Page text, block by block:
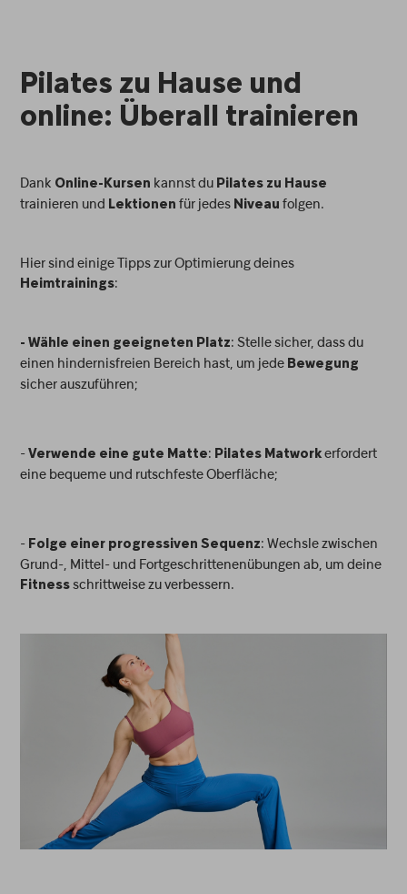
Pilates zu Hause und
online: Überall trainieren
Dank Online-Kursen kannst du Pilates zu Hause
trainieren und Lektionen für jedes Niveau folgen.
Hier sind einige Tipps zur Optimierung deines
Heimtrainings:
- Wähle einen geeigneten Platz: Stelle sicher, dass du
einen hindernisfreien Bereich hast, um jede Bewegung
sicher auszuführen;
-Verwende eine gute Matte: Pilates Matwork erfordert
eine bequeme und rutschfeste Oberfläche;
- Folge einer progressiven Sequenz: Wechsle zwischen
Grund-, Mittel- und Fortgeschrittenenübungen ab, um deine
Fitness schrittweise zu verbessern.